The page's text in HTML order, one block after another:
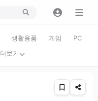
생활용품 게임
PC
더보기